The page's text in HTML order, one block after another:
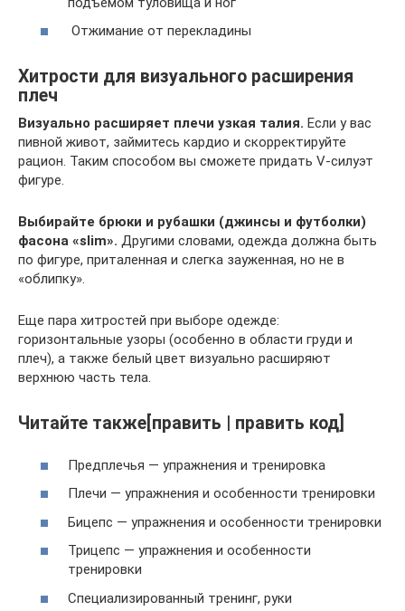
Отжимание от перекладины
Хитрости для визуального расширения
плеч
Визуально расширяет плечи узкая талия. Если у вас
пивной живот, займитесь кардио и скорректируйте
рацион. Таким способом вы сможете придать V-силуэт
фигуре.
Выбирайте брюки и рубашки (джинсы и футболки)
фасона «slim». Другими словами, одежда должна быть
по фигуре, приталенная и слегка зауженная, но не в
«облипку».
Еще пара хитростей при выборе одежде:
горизонтальные узоры (особенно в области груди и
плеч), а также белый цвет визуально расширяют
верхнюю часть тела.
Читайте также[править | править код]
Предплечья — упражнения и тренировка
Плечи — упражнения и особенности тренировки
Бицепс — упражнения и особенности тренировки
Трицепс — упражнения и особенности
тренировки
Специализированный тренинг, руки